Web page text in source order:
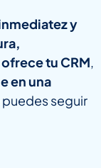
y
tu CRM,
en una
puedes seguir